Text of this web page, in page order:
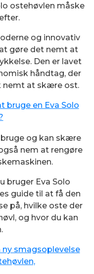
ostehøvlen måske
og innovativ
gøre det nemt at
Den er lavet
håndtag, der
nemt at skære ost.
bruge en Eva Solo
og kan skære
nem at rengøre
bruger Eva Solo
guide til at få den
på, hvilke oste der
og hvor du kan
ny smagsoplevelse